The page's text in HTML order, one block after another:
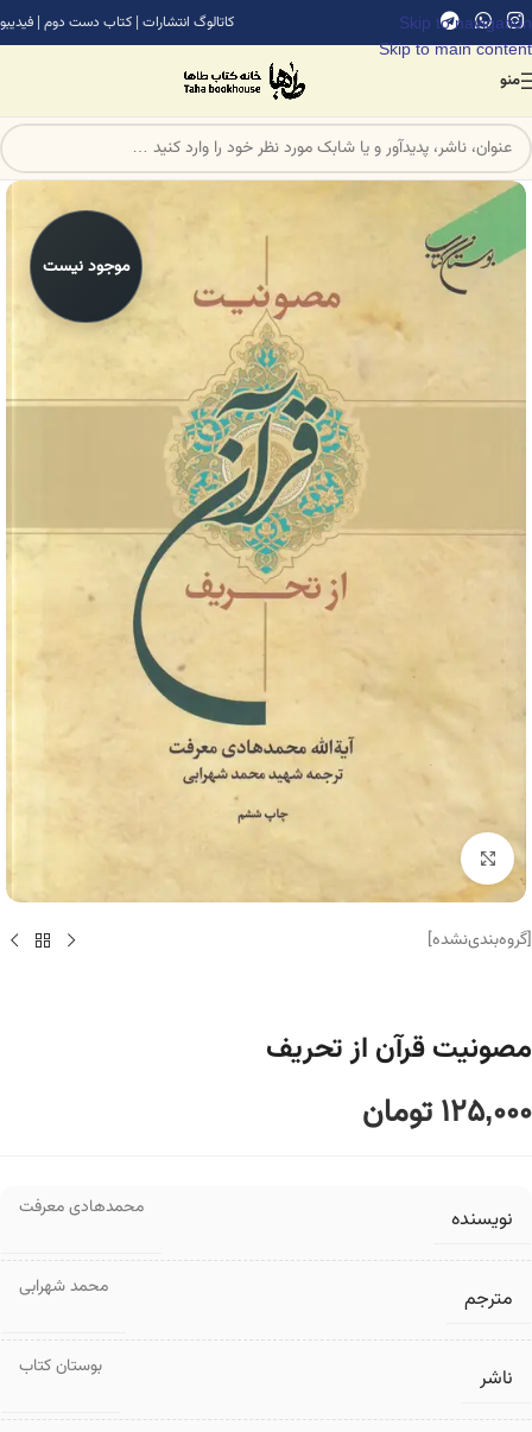
Skip to navigation
Skip to main content
کاتالوگ انتشارات | کتاب دست دوم | فیدیبو
منو
موجود نیست
برای بزرگنمایی کلیک کنید
[گروه‌بندی‌نشده]
مصونیت قرآن از تحریف
125,000تومان
نویسنده محمدهادی معرفت
مترجم محمد شهرابی
ناشر بوستان کتاب